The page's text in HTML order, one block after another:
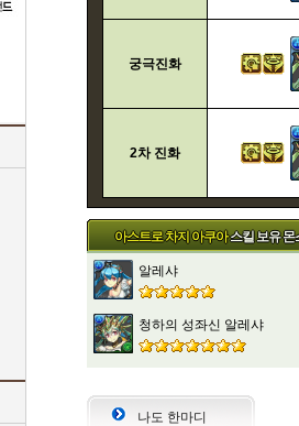
궁극진화
2차 진화
아스트로 차지 아쿠아스킬 보유 몬
알레샤
청하의 성좌신 알레샤
나도 한마디